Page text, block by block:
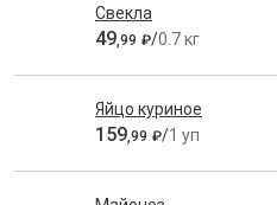
Свекла
49,99 ₽/0.7 кг
Яйцо куриное
159,99 ₽/1 уп